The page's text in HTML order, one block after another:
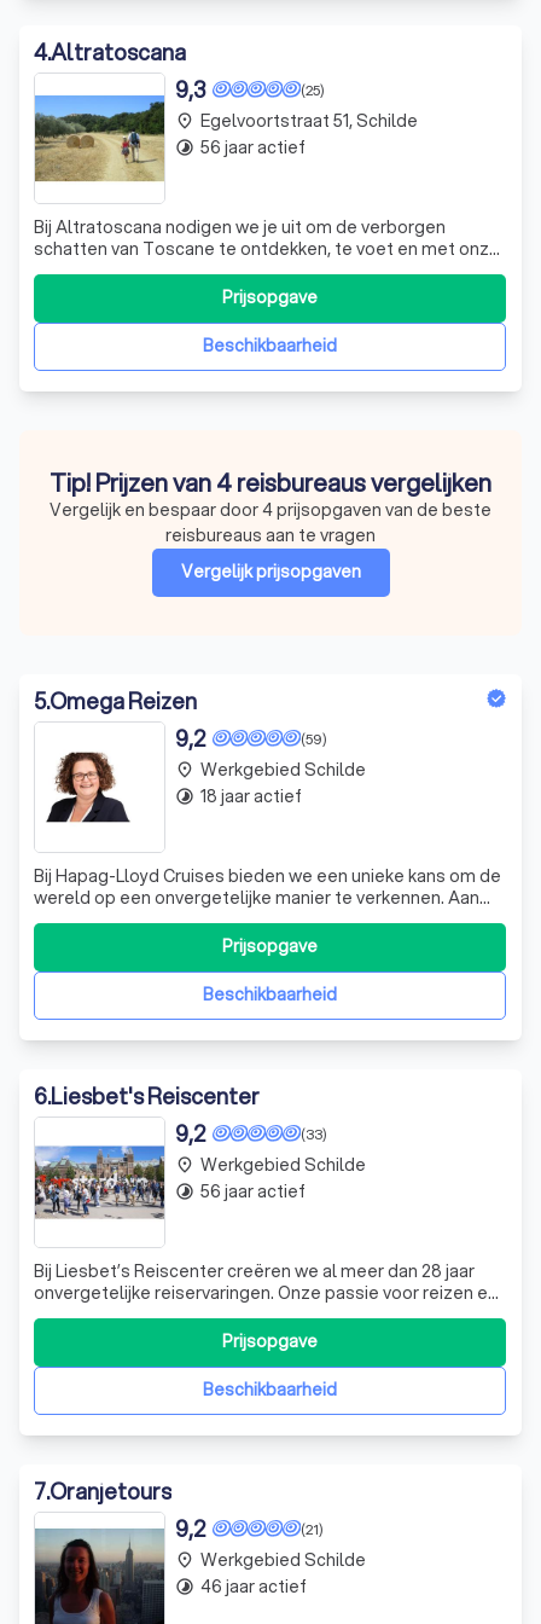
4.Altratoscana
(25)
9,3
Bij Altratoscana nodigen we je uit om de verborgen
schatten van Toscane te ontdekken, te voet en met onze
schattige ezels als je trouwe metgezellen. Of je nu een
avontuurlijke wandelaar bent of gewoon op zoek bent
naar een unieke gezinsvakantie, onze ezeltochten bieden
een perfecte mix van natuur, c
Beschikbaarheid
Prijsopgave
place Egelvoortstraat 51, Schilde
timelapse 56 jaar actief
Tip! Prijzen van 4 reisbureaus vergelijken
Vergelijk en bespaar door 4 prijsopgaven van de beste
reisbureaus aan te vragen
Vergelijk prijsopgaven
5.Omega Reizen
(59)
9,2
Bij Hapag-Lloyd Cruises bieden we een unieke kans om de
wereld op een onvergetelijke manier te verkennen. Aan
boord van ons gloednieuwe expeditieschip, de
HANSEATIC inspiration, nemen we je mee op een avontuur
dat je nooit zult vergeten. Onze cruises zijn niet zomaar
reizen; ze zijn een kans om de s
Beschikbaarheid
Prijsopgave
place Werkgebied Schilde
timelapse 18 jaar actief
6.Liesbet's Reiscenter
(33)
9,2
Bij Liesbet’s Reiscenter creëren we al meer dan 28 jaar
onvergetelijke reiservaringen. Onze passie voor reizen en
onze uitgebreide expertise stellen ons in staat om de
nieuwste trends en mogelijkheden in de reiswereld te
integreren. Of je nu droomt van een luxe vakantie, een
avontuurlijke reis of eeBeschikbaarheid
Prijsopgave
place Werkgebied Schilde
timelapse 56 jaar actief
7.Oranjetours
(21)
9,2
place Werkgebied Schilde
timelapse 46 jaar actief